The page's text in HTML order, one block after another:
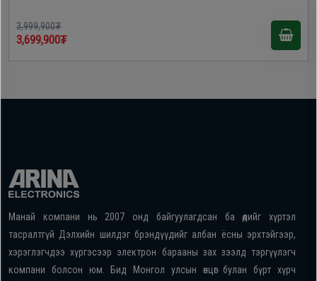
3,999,900₮
3,699,900₮
Манай компани нь 2007 онд байгуулагдсан ба өдийг хүртэл
тасралтгүй Дэлхийн шилдэг брэндүүдийг албан ёсны эрхтэйгээр,
хэрэглэгчдээ хүргэсээр электрон барааны зах зээлд тэргүүлэгч
компани болсон юм. Бид Монгол улсын өнцөг булан бүрт хүрч